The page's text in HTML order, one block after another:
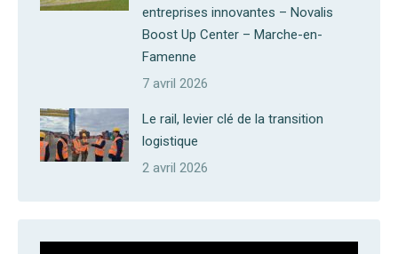
entreprises innovantes – Novalis
Boost Up Center – Marche-en-
Famenne
7 avril 2026
Le rail, levier clé de la transition
logistique
2 avril 2026